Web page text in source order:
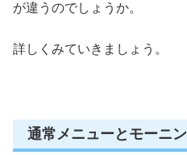
が違うのでしょうか。
詳しくみていきましょう。
通常メニューとモーニ